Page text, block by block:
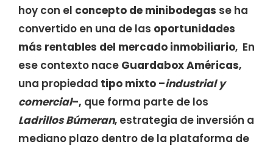
hoy con el concepto de minibodegas se ha
convertido en una de las oportunidades
más rentables del mercado inmobiliario, En
ese contexto nace Guardabox Américas,
una propiedad tipo mixto –industrial y
comercial–, que forma parte de los
Ladrillos Búmeran, estrategia de inversión a
mediano plazo dentro de la plataforma de